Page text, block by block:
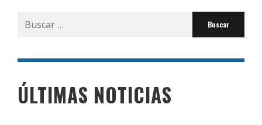
Buscar
por:
ÚLTIMAS NOTICIAS